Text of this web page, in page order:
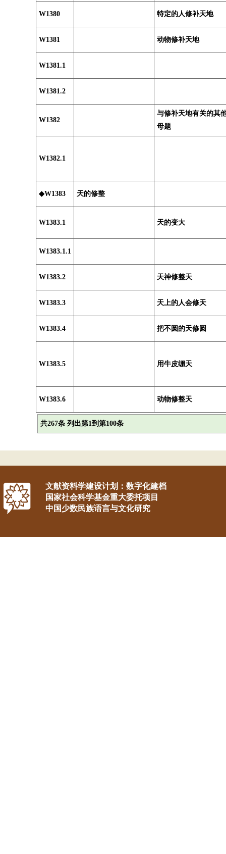
W1380 特定的人修补天地
W1381 动物修补天地
W1381.1
W1381.2
W1382
与修补天地有关的其
母题
W1382.1
◆W1383 天的修整
W1383.1 天的变大
W1383.1.1
W1383.2 天神修整天
W1383.3 天上的人会修天
W1383.4 把不圆的天修圆
W1383.5 用牛皮绷天
W1383.6 动物修整天
共267条 列出第1到第100条
文献资料学建设计划：数字化建档
国家社会科学基金重大委托项目
中国少数民族语言与文化研究